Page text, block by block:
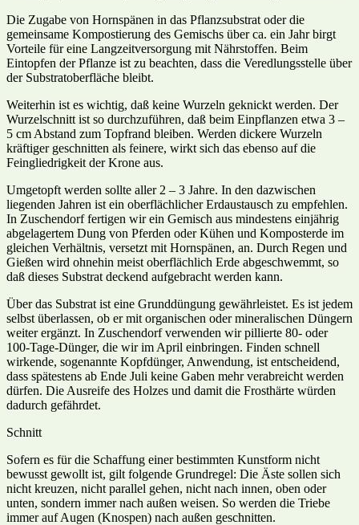
Die Zugabe von Hornspänen in das Pflanzsubstrat oder die
gemeinsame Kompostierung des Gemischs über ca. ein Jahr birgt
Vorteile für eine Langzeitversorgung mit Nährstoffen. Beim
Eintopfen der Pflanze ist zu beachten, dass die Veredlungsstelle über
der Substratoberfläche bleibt.
Weiterhin ist es wichtig, daß keine Wurzeln geknickt werden. Der
Wurzelschnitt ist so durchzuführen, daß beim Einpflanzen etwa 3 –
5 cm Abstand zum Topfrand bleiben. Werden dickere Wurzeln
kräftiger geschnitten als feinere, wirkt sich das ebenso auf die
Feingliedrigkeit der Krone aus.
Umgetopft werden sollte aller 2 – 3 Jahre. In den dazwischen
liegenden Jahren ist ein oberflächlicher Erdaustausch zu empfehlen.
In Zuschendorf fertigen wir ein Gemisch aus mindestens einjährig
abgelagertem Dung von Pferden oder Kühen und Komposterde im
gleichen Verhältnis, versetzt mit Hornspänen, an. Durch Regen und
Gießen wird ohnehin meist oberflächlich Erde abgeschwemmt, so
daß dieses Substrat deckend aufgebracht werden kann.
Über das Substrat ist eine Grunddüngung gewährleistet. Es ist jedem
selbst überlassen, ob er mit organischen oder mineralischen Düngern
weiter ergänzt. In Zuschendorf verwenden wir pillierte 80- oder
100-Tage-Dünger, die wir im April einbringen. Finden schnell
wirkende, sogenannte Kopfdünger, Anwendung, ist entscheidend,
dass spätestens ab Ende Juli keine Gaben mehr verabreicht werden
dürfen. Die Ausreife des Holzes und damit die Frosthärte würden
dadurch gefährdet.
Schnitt
Sofern es für die Schaffung einer bestimmten Kunstform nicht
bewusst gewollt ist, gilt folgende Grundregel: Die Äste sollen sich
nicht kreuzen, nicht parallel gehen, nicht nach innen, oben oder
unten, sondern immer nach außen weisen. So werden die Triebe
immer auf Augen (Knospen) nach außen geschnitten.